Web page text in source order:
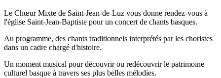
Le Chœur Mixte de Saint-Jean-de-Luz vous donne rendez-vous à
l'église Saint-Jean-Baptiste pour un concert de chants basques.
Au programme, des chants traditionnels interprétés par les choristes
dans un cadre chargé d'histoire.
Un moment musical pour découvrir ou redécouvrir le patrimoine
culturel basque à travers ses plus belles mélodies.